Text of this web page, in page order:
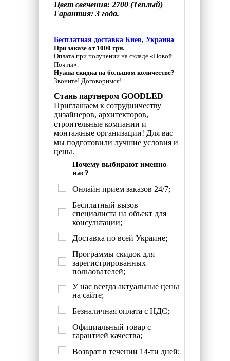
Цвет свечения: 2700 (Теплый)
Гарантия: 3 года.
Бесплатная доставка Киев, Украина
При заказе от 1000 грн.
Оплата при получении на складе «Новой
Почты».
Нужна скидка на большом количестве?
Звоните! Договоримся!
Стань партнером GOODLED
Приглашаем к сотрудничеству
дизайнеров, архитекторов,
строительные компании и
монтажные организации! Для вас
мы подготовили лучшие условия и
цены.
Почему выбирают именно
нас?
Онлайн прием заказов 24/7;
Бесплатный вызов
специалиста на объект для
консультации;
Доставка по всей Украине;
Программы скидок для
зарегистрированных
пользователей;
У нас всегда актуальные цены
на сайте;
Безналичная оплата с НДС;
Официальный товар с
гарантией качества;
Возврат в течении 14-ти дней;